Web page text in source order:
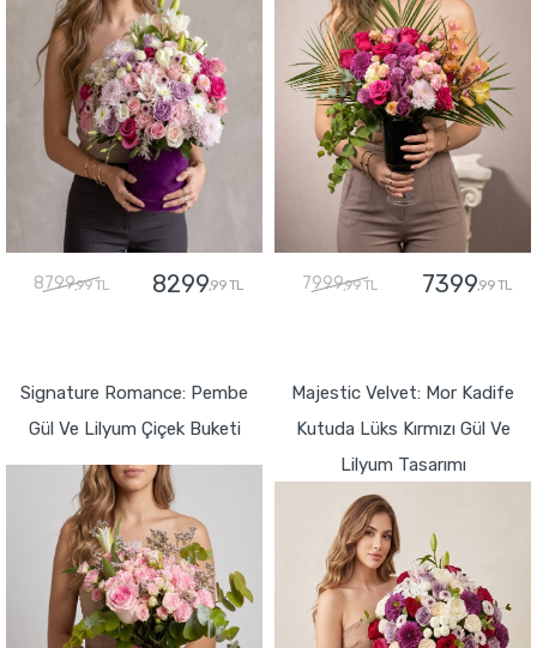
8799,99 TL 8299,99 TL 7999,99 TL 7399,99 TL
Signature Romance: Pembe
Gül Ve Lilyum Çiçek Buketi
Majestic Velvet: Mor Kadife
Kutuda Lüks Kırmızı Gül Ve
Lilyum Tasarımı